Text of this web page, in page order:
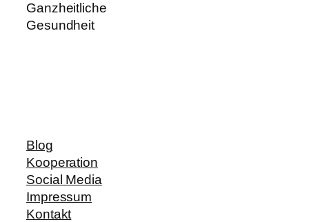
Ganzheitliche
Gesundheit
Blog
Kooperation
Social Media
Impressum
Kontakt